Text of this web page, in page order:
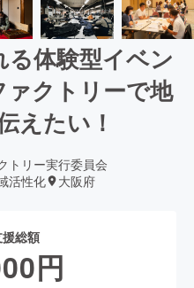
体験型イベン
ァクトリーで地
えたい！
トリー実行委員会
活性化
大阪府
総額
円